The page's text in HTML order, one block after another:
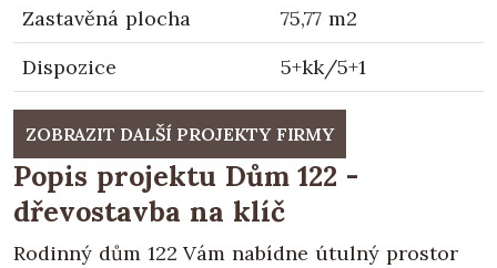
Zastavěná plocha
75,77 m2
Dispozice
5+kk/5+1
ZOBRAZIT DALŠÍ PROJEKTY FIRMY
Popis projektu Dům 122 -
dřevostavba na klíč
Rodinný dům 122 Vám nabídne útulný prostor